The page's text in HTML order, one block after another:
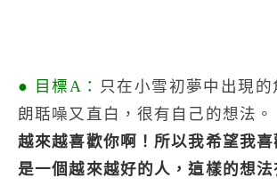
● 目標A： 只在小雪初夢中出現的
朗聒噪又直白，很有自己的想法。
越來越喜歡你啊！所以我希望我喜
是一個越來越好的人，這樣的想